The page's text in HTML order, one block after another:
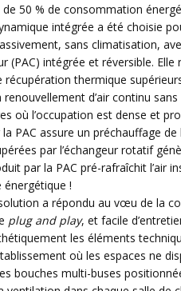
50 % de consommation
intégrée a été choisie
sans climatisation,
(PAC) intégrée et réversible.
récupération thermique
d’air continu
où l’occupation est dense et
la PAC assure un préchauffage
par l’échangeur rotatif
par la PAC pré-rafraîchit l’air
!
a répondu au vœu de la
plug and play, et facile
les éléments
où les espaces ne
bouches multi-buses